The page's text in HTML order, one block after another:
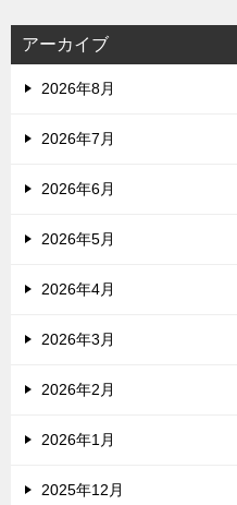
アーカイブ
2026年8月
2026年7月
2026年6月
2026年5月
2026年4月
2026年3月
2026年2月
2026年1月
2025年12月